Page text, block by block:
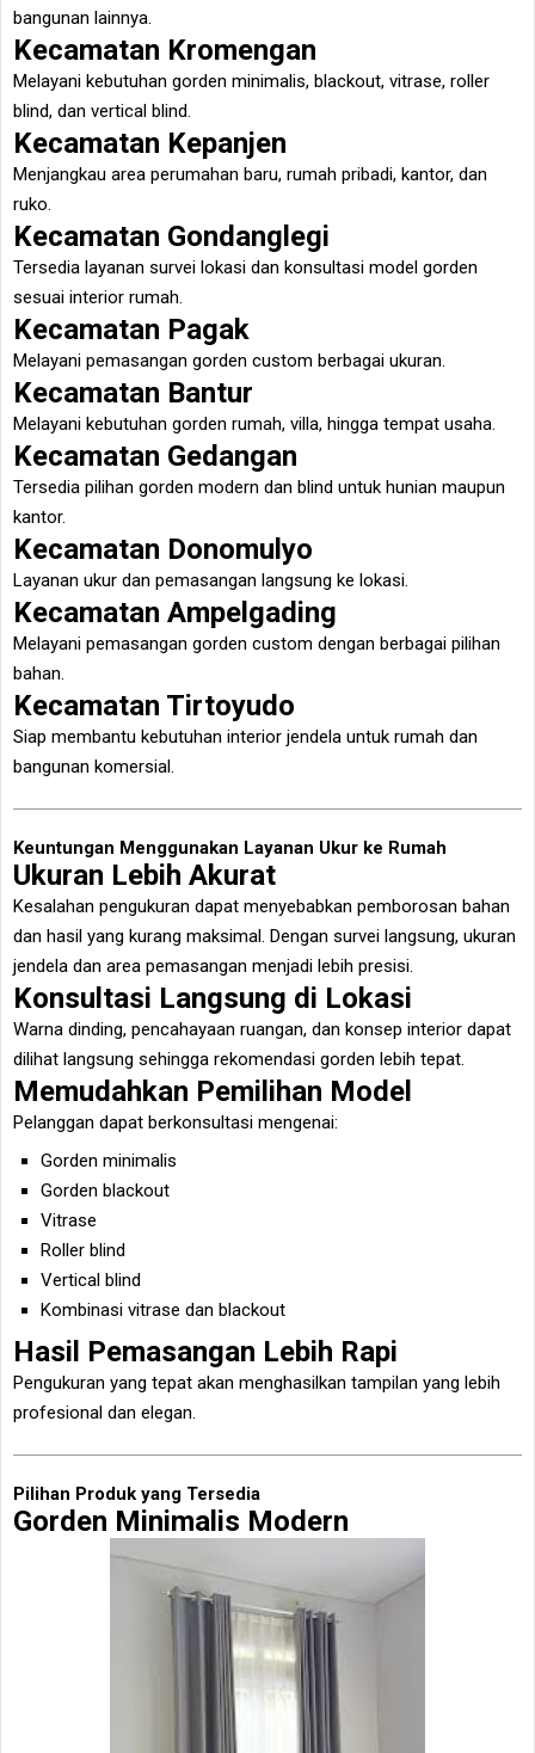
bangunan lainnya.
Kecamatan Kromengan
Melayani kebutuhan gorden minimalis, blackout, vitrase, roller
blind, dan vertical blind.
Kecamatan Kepanjen
Menjangkau area perumahan baru, rumah pribadi, kantor, dan
ruko.
Kecamatan Gondanglegi
Tersedia layanan survei lokasi dan konsultasi model gorden
sesuai interior rumah.
Kecamatan Pagak
Melayani pemasangan gorden custom berbagai ukuran.
Kecamatan Bantur
Melayani kebutuhan gorden rumah, villa, hingga tempat usaha.
Kecamatan Gedangan
Tersedia pilihan gorden modern dan blind untuk hunian maupun
kantor.
Kecamatan Donomulyo
Layanan ukur dan pemasangan langsung ke lokasi.
Kecamatan Ampelgading
Melayani pemasangan gorden custom dengan berbagai pilihan
bahan.
Kecamatan Tirtoyudo
Siap membantu kebutuhan interior jendela untuk rumah dan
bangunan komersial.
Keuntungan Menggunakan Layanan Ukur ke Rumah
Ukuran Lebih Akurat
Kesalahan pengukuran dapat menyebabkan pemborosan bahan
dan hasil yang kurang maksimal. Dengan survei langsung, ukuran
jendela dan area pemasangan menjadi lebih presisi.
Konsultasi Langsung di Lokasi
Warna dinding, pencahayaan ruangan, dan konsep interior dapat
dilihat langsung sehingga rekomendasi gorden lebih tepat.
Memudahkan Pemilihan Model
Pelanggan dapat berkonsultasi mengenai:
Gorden minimalis
Gorden blackout
Vitrase
Roller blind
Vertical blind
Kombinasi vitrase dan blackout
Hasil Pemasangan Lebih Rapi
Pengukuran yang tepat akan menghasilkan tampilan yang lebih
profesional dan elegan.
Pilihan Produk yang Tersedia
Gorden Minimalis Modern